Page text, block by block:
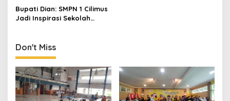
Digital
Bupati Dian: SMPN 1 Cilimus
Jadi Inspirasi Sekolah
Emas
Don't Miss